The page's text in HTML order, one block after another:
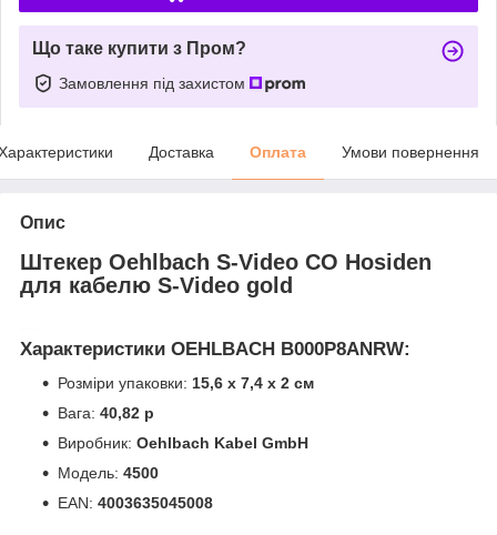
Що таке купити з Пром?
Замовлення під захистом
Доставка Оплата Умови повернення
Опис
Штекер Oehlbach S-Video CO Hosiden
для кабелю S-Video gold
Характеристики OEHLBACH B000P8ANRW:
Розміри упаковки: 15,6 х 7,4 х 2 см
Вага: 40,82 р
Виробник: Oehlbach Kabel GmbH
Модель: 4500
EAN: 4003635045008